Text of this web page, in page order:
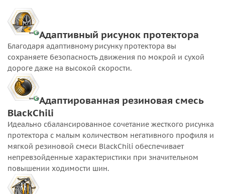
Адаптивный рисунок протектора
Благодаря адаптивному рисунку протектора вы
сохраняете безопасность движения по мокрой и сухой
дороге даже на высокой скорости.
Адаптированная резиновая смесь
BlackChili
Идеально сбалансированное сочетание жесткого рисунка
протектора с малым количеством негативного профиля и
мягкой резиновой смеси BlackChili обеспечивает
непревзойденные характеристики при значительном
повышении ходимости шин.